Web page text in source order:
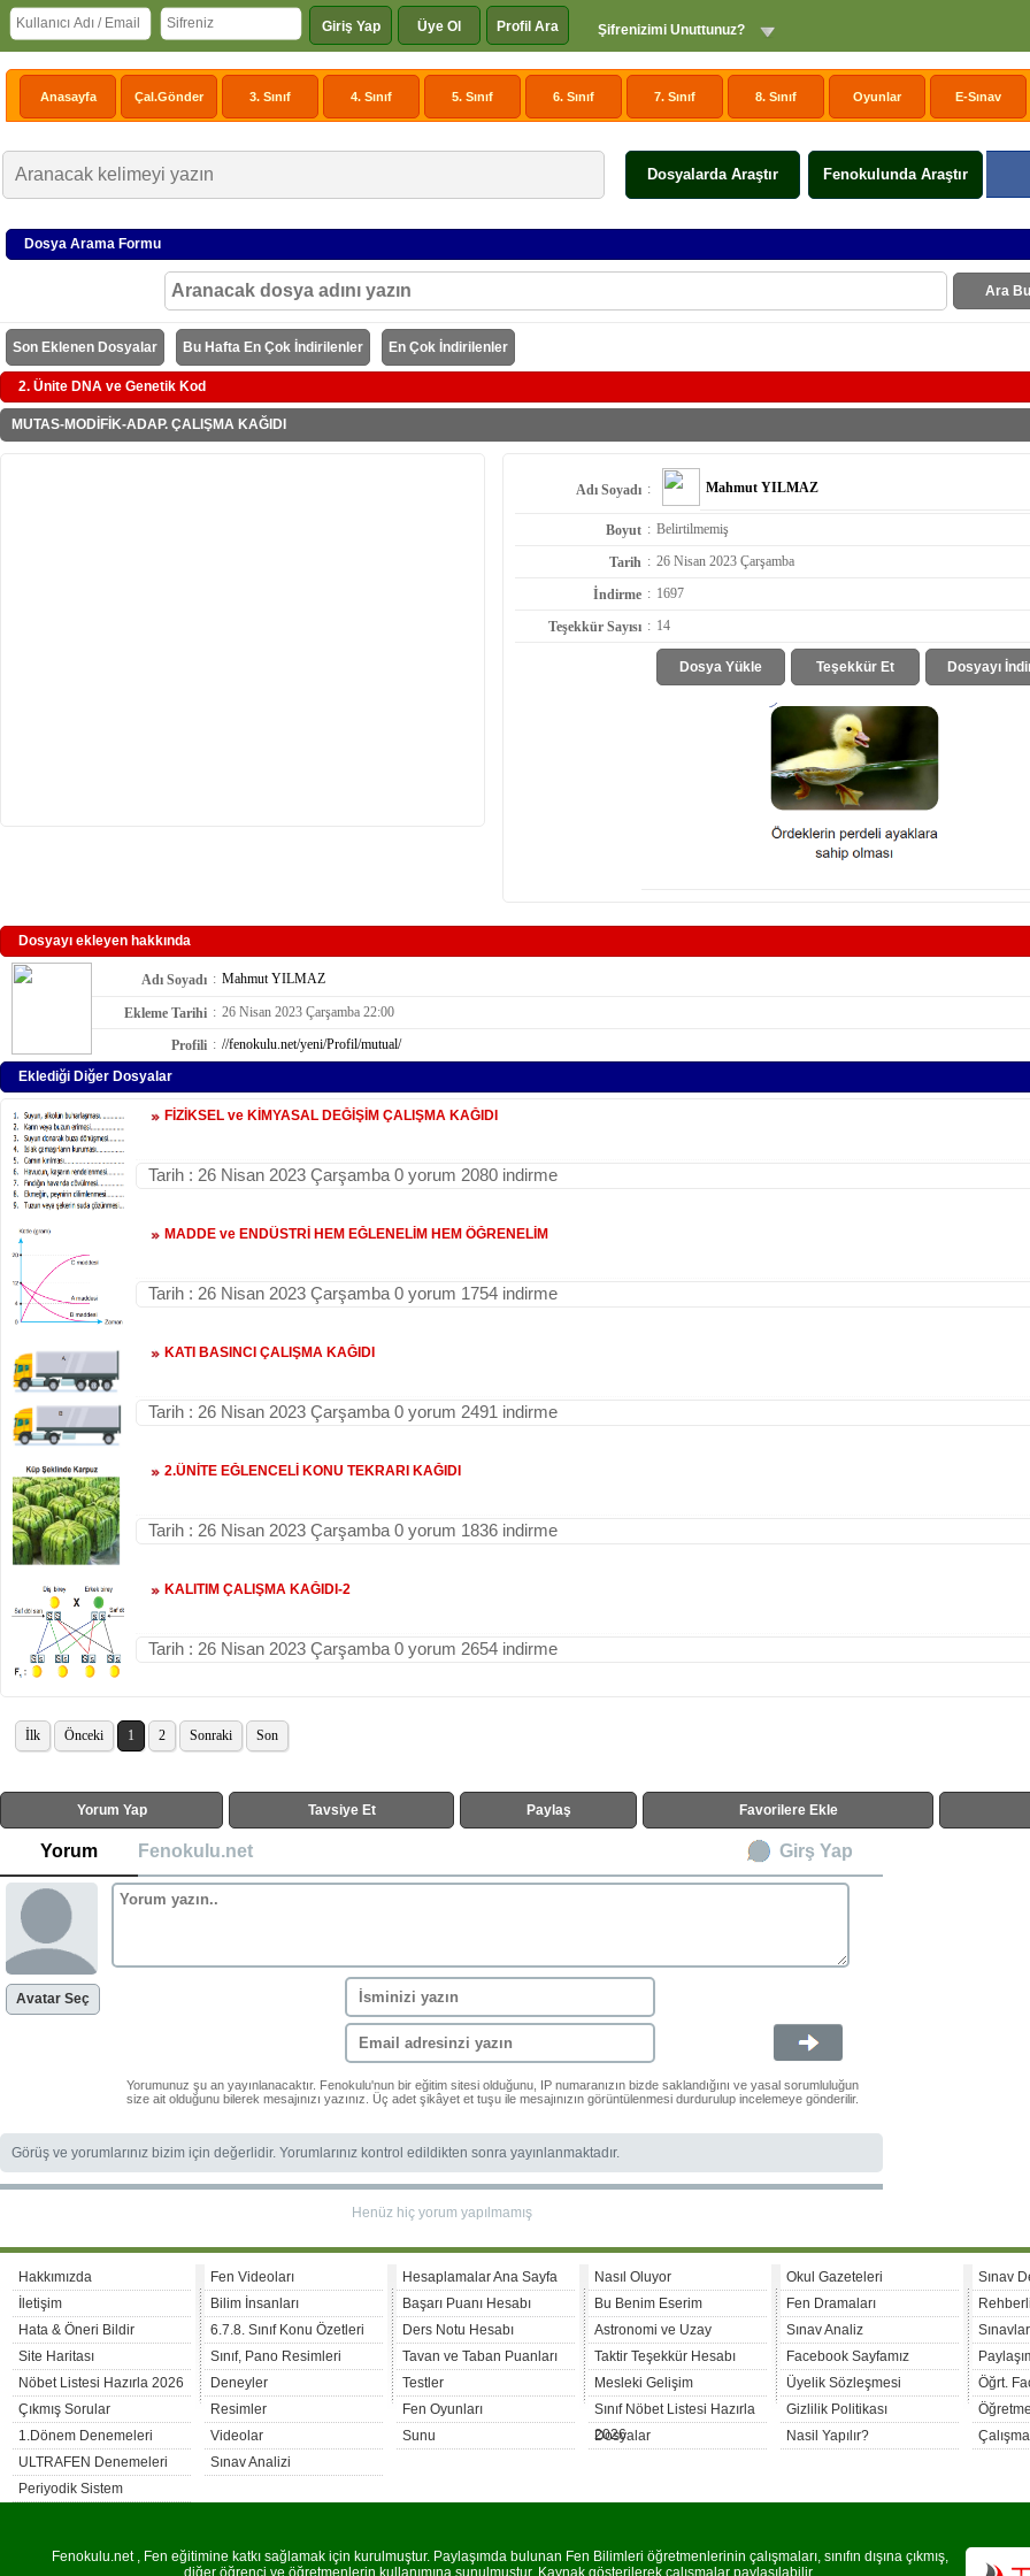
Giriş Yap Üye Ol Profil Ara Şifrenizimi Unuttunuz?
Anasayfa Çal.Gönder 3. Sınıf 4. Sınıf 5. Sınıf 6. Sınıf 7. Sınıf 8. Sınıf Oyunlar E-Sınav
Dosyalarda Araştır Fenokulunda Araştır
Dosya Arama Formu
Ara
Son Eklenen Dosyalar Bu Hafta En Çok İndirilenler En Çok İndirilenler
2. Ünite DNA ve Genetik Kod
MUTAS-MODİFİK-ADAP. ÇALIŞMA KAĞIDI
Adı Soyadı : Mahmut YILMAZ
Boyut : Belirtilmemiş
Tarih : 26 Nisan 2023 Çarşamba
İndirme : 1697
Teşekkür Sayısı : 14
Dosya Yükle Teşekkür Et Dosyayı
Dosyayı ekleyen hakkında
Adı Soyadı : Mahmut YILMAZ
Ekleme Tarihi : 26 Nisan 2023 Çarşamba 22:00
Profili : //fenokulu.net/yeni/Profil/mutual/
Eklediği Diğer Dosyalar
FİZİKSEL ve KİMYASAL DEĞİŞİM ÇALIŞMA KAĞIDI
Tarih : 26 Nisan 2023 Çarşamba 0 yorum 2080 indirme
MADDE ve ENDÜSTRİ HEM EĞLENELİM HEM ÖĞRENELİM
Tarih : 26 Nisan 2023 Çarşamba 0 yorum 1754 indirme
KATI BASINCI ÇALIŞMA KAĞIDI
Tarih : 26 Nisan 2023 Çarşamba 0 yorum 2491 indirme
2.ÜNİTE EĞLENCELİ KONU TEKRARI KAĞIDI
Tarih : 26 Nisan 2023 Çarşamba 0 yorum 1836 indirme
KALITIM ÇALIŞMA KAĞIDI-2
Tarih : 26 Nisan 2023 Çarşamba 0 yorum 2654 indirme
İlk Önceki 1 2 Sonraki Son
Yorum Yap Tavsiye Et Paylaş Favorilere Ekle
Yorum Fenokulu.net Girş Yap
Avatar Seç
Yorumunuz şu an yayınlanacaktır. Fenokulu'nun bir eğitim sitesi olduğunu, IP numaranızın bizde saklandığını ve yasal sorumluluğun
size ait olduğunu bilerek mesajınızı yazınız. Üç adet şikâyet et tuşu ile mesajınızın görüntülenmesi durdurulup incelemeye gönderilir.
Görüş ve yorumlarınız bizim için değerlidir. Yorumlarınız kontrol edildikten sonra yayınlanmaktadır.
Henüz hiç yorum yapılmamış
Hakkımızda
İletişim
Hata & Öneri Bildir
Site Haritası
Nöbet Listesi Hazırla 2026
Çıkmış Sorular
1.Dönem Denemeleri
ULTRAFEN Denemeleri
Periyodik Sistem
Fen Videoları
Bilim İnsanları
6.7.8. Sınıf Konu Özetleri
Sınıf, Pano Resimleri
Deneyler
Resimler
Videolar
Sınav Analizi
Hesaplamalar Ana Sayfa
Başarı Puanı Hesabı
Ders Notu Hesabı
Tavan ve Taban Puanları
Testler
Fen Oyunları
Sunu
Nasıl Oluyor
Bu Benim Eserim
Astronomi ve Uzay
Taktir Teşekkür Hesabı
Mesleki Gelişim
Sınıf Nöbet Listesi Hazırla
2026
Dosyalar
Okul Gazeteleri
Fen Dramaları
Sınav Analiz
Facebook Sayfamız
Üyelik Sözleşmesi
Gizlilik Politikası
Nasil Yapılır?
Sınav
Öğrt.
Fenokulu.net , Fen eğitimine katkı sağlamak için kurulmuştur. Paylaşımda bulunan Fen Bilimleri öğretmenlerinin çalışmaları, sınıfın dışına çıkmış,
diğer öğrenci ve öğretmenlerin kullanımına sunulmuştur. Kaynak gösterilerek çalışmalar paylaşılabilir.